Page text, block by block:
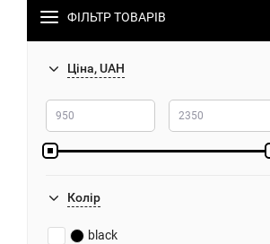
ФІЛЬТР ТОВАРІВ
Ціна, UAH
Колiр
black